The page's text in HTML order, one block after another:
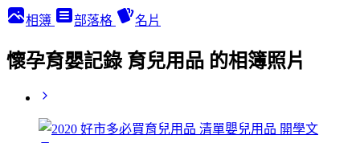
相簿 部落格 名片
懷孕育嬰記錄 育兒用品 的相簿照片